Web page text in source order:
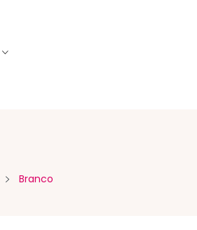
Branco